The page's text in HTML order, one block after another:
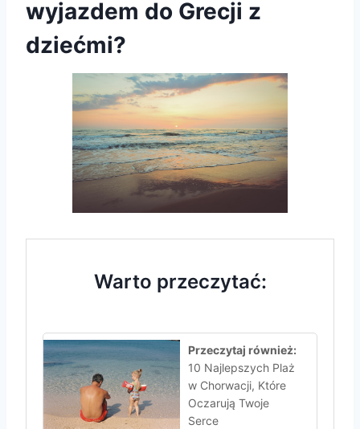
wyjazdem do Grecji z
dziećmi?
Warto przeczytać:
Przeczytaj również:
10 Najlepszych Plaż
w Chorwacji, Które
Oczarują Twoje
Serce